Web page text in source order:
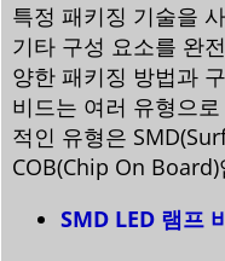
특정 패키징 기술을
기타 구성 요소를 완
양한 패키징 방법과
비드는 여러 유형으
적인 유형은
COB(Chip On Board)
SMD LED 램프